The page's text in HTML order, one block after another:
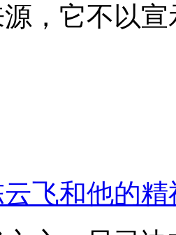
，它不以
飞和他的